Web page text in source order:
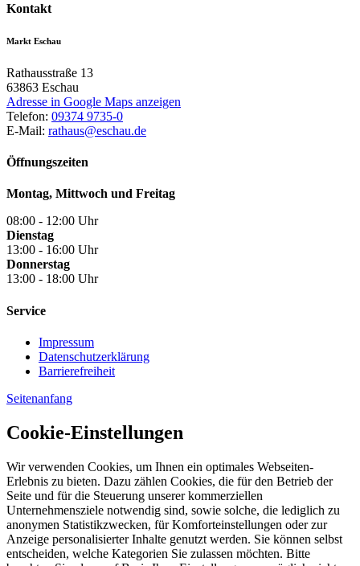
Kontakt
Markt Eschau
Rathausstraße 13
63863 Eschau
Adresse in Google Maps anzeigen
Telefon: 09374 9735-0
E-Mail: rathaus@eschau.de
Öffnungszeiten
Montag, Mittwoch und Freitag
08:00 - 12:00 Uhr
Dienstag
13:00 - 16:00 Uhr
Donnerstag
13:00 - 18:00 Uhr
Service
Impressum
Datenschutzerklärung
Barrierefreiheit
Seitenanfang
Cookie-Einstellungen
Wir verwenden Cookies, um Ihnen ein optimales Webseiten-
Erlebnis zu bieten. Dazu zählen Cookies, die für den Betrieb der
Seite und für die Steuerung unserer kommerziellen
Unternehmensziele notwendig sind, sowie solche, die lediglich zu
anonymen Statistikzwecken, für Komforteinstellungen oder zur
Anzeige personalisierter Inhalte genutzt werden. Sie können selbst
entscheiden, welche Kategorien Sie zulassen möchten. Bitte